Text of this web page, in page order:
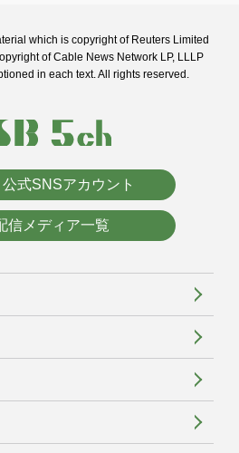
which is copyright of Reuters Limited
of Cable News Network LP, LLLP
in each text. All rights reserved.
公式SNSアカウント
信メディア一覧